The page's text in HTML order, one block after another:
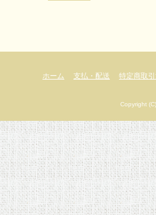
ホーム 支払・配送 特定商取
Copyright